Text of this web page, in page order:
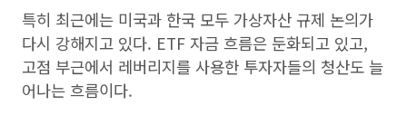
특히 최근에는 미국과 한국 모두 가상자산 규제 논의가
다시 강해지고 있다. ETF 자금 흐름은 둔화되고 있고,
고점 부근에서 레버리지를 사용한 투자자들의 청산도 늘
어나는 흐름이다.